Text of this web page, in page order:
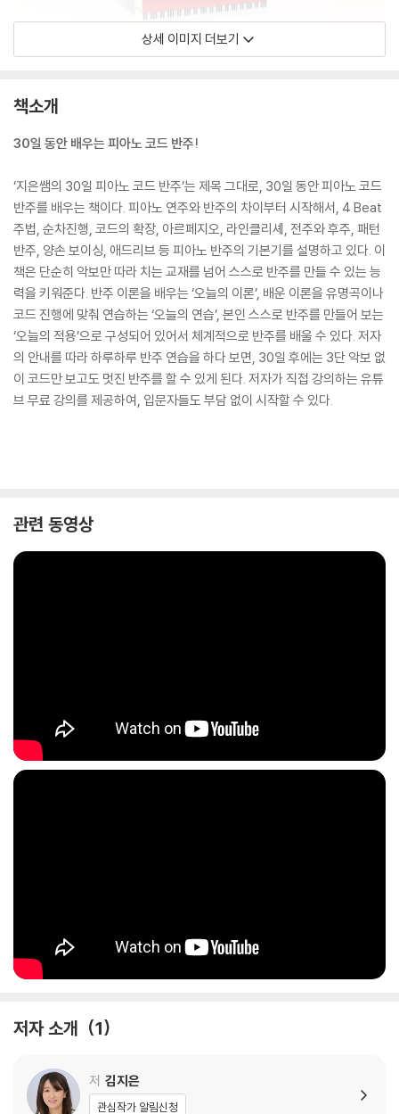
상세 이미지 더보기
책소개
30일 동안 배우는 피아노 코드 반주!
‘지은쌤의 30일 피아노 코드 반주’는 제목 그대로, 30일 동안 피아노 코드
반주를 배우는 책이다. 피아노 연주와 반주의 차이부터 시작해서, 4 Beat
주법, 순차진행, 코드의 확장, 아르페지오, 라인클리셰, 전주와 후주, 패턴
반주, 양손 보이싱, 애드리브 등 피아노 반주의 기본기를 설명하고 있다. 이
책은 단순히 악보만 따라 치는 교재를 넘어 스스로 반주를 만들 수 있는 능
력을 키워준다. 반주 이론을 배우는 ‘오늘의 이론’, 배운 이론을 유명곡이나
코드 진행에 맞춰 연습하는 ‘오늘의 연습’, 본인 스스로 반주를 만들어 보는
‘오늘의 적용’으로 구성되어 있어서 체계적으로 반주를 배울 수 있다. 저자
의 안내를 따라 하루하루 반주 연습을 하다 보면, 30일 후에는 3단 악보 없
이 코드만 보고도 멋진 반주를 할 수 있게 된다. 저자가 직접 강의하는 유튜
브 무료 강의를 제공하여, 입문자들도 부담 없이 시작할 수 있다.
관련 동영상
저자 소개 1
저 김지은
관심작가 알림신청